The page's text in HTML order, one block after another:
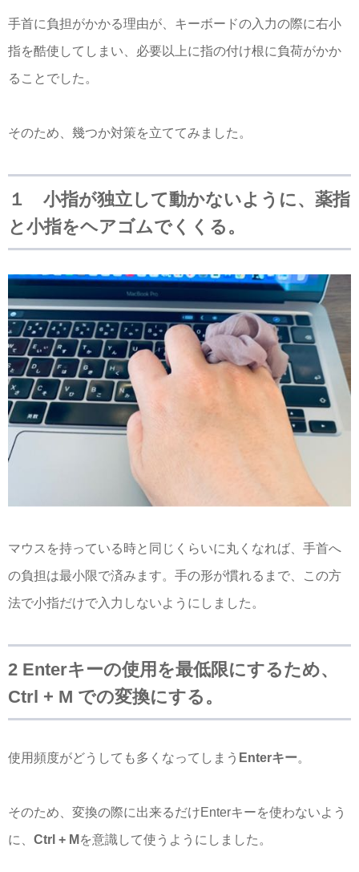
手首に負担がかかる理由が、キーボードの入力の際に右小
指を酷使してしまい、必要以上に指の付け根に負荷がかか
ることでした。
そのため、幾つか対策を立ててみました。
１ 小指が独立して動かないように、薬指
と小指をヘアゴムでくくる。
マウスを持っている時と同じくらいに丸くなれば、手首へ
の負担は最小限で済みます。手の形が慣れるまで、この方
法で小指だけで入力しないようにしました。
2 Enterキーの使用を最低限にするため、
Ctrl + M での変換にする。
使用頻度がどうしても多くなってしまう Enterキー。
そのため、変換の際に出来るだけEnterキーを使わないよう
に、 Ctrl + M を意識して使うようにしました。